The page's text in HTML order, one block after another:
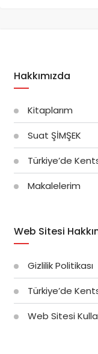
Hakkımızda
Kitaplarım
Suat ŞİMŞEK
Türkiye’de
Makalelerim
Web Sitesi
Gizlilik Politikası
Türkiye’de
Web Sitesi